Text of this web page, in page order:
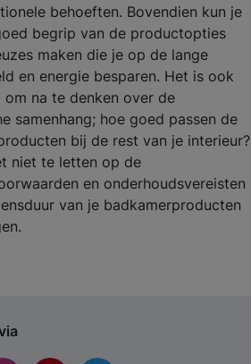
behoeften. Bovendien kun je
begrip van de productopties
maken die je op de lange
en energie besparen. Het is ook
om na te denken over de
samenhang; hoe goed passen de
bij de rest van je interieur?
niet te letten op de
en onderhoudsvereisten
van je badkamerproducten